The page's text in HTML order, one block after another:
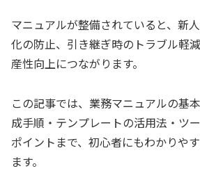
マニュアルが整備されていると、新
化の防止、引き継ぎ時のトラブル軽
産性向上につながります。
この記事では、業務マニュアルの基
成手順・テンプレートの活用法・ツ
ポイントまで、初心者にもわかりや
ます。